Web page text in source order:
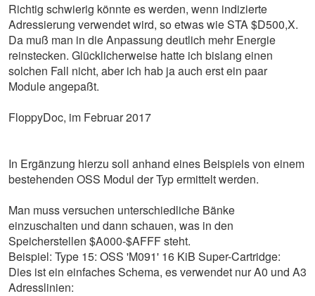
Richtig schwierig könnte es werden, wenn indizierte
Adressierung verwendet wird, so etwas wie STA $D500,X.
Da muß man in die Anpassung deutlich mehr Energie
reinstecken. Glücklicherweise hatte ich bislang einen
solchen Fall nicht, aber ich hab ja auch erst ein paar
Module angepaßt.
FloppyDoc, im Februar 2017
In Ergänzung hierzu soll anhand eines Beispiels von einem
bestehenden OSS Modul der Typ ermittelt werden.
Man muss versuchen unterschiedliche Bänke
einzuschalten und dann schauen, was in den
Speicherstellen $A000-$AFFF steht.
Beispiel: Type 15: OSS 'M091' 16 KiB Super-Cartridge:
Dies ist ein einfaches Schema, es verwendet nur A0 und A3
Adresslinien: